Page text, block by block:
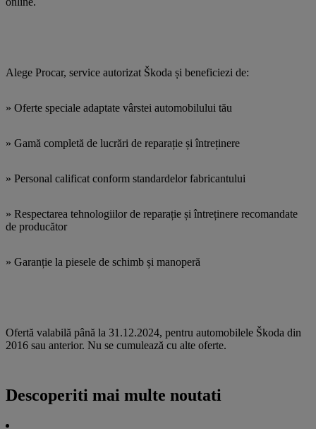
Alege Procar, service autorizat Škoda și beneficiezi de:
» Oferte speciale adaptate vârstei automobilului tău
» Gamă completă de lucrări de reparație și întreținere
» Personal calificat conform standardelor fabricantului
» Respectarea tehnologiilor de reparație și întreținere recomandate
de producător
» Garanție la piesele de schimb și manoperă
Ofertă valabilă până la 31.12.2024, pentru automobilele Škoda din
2016 sau anterior. Nu se cumulează cu alte oferte.
Descoperiti mai multe noutati